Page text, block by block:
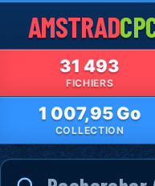
AMSTRAD
31 493
FICHIERS
1 007,95 Go
COLLECTION